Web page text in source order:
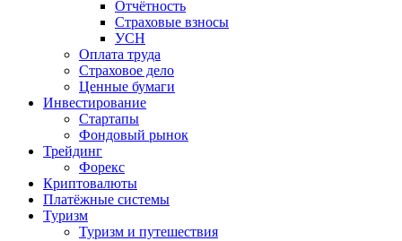
Отчётность
Страховые взносы
УСН
Оплата труда
Страховое дело
Ценные бумаги
Инвестирование
Стартапы
Фондовый рынок
Трейдинг
Форекс
Криптовалюты
Платёжные системы
Туризм
Туризм и путешествия